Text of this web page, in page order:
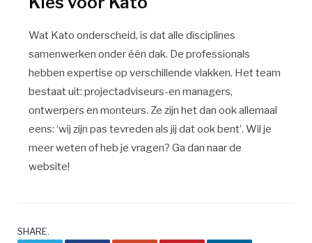
Wat Kato onderscheid, is dat alle disciplines
samenwerken onder één dak. De professionals
hebben expertise op verschillende vlakken. Het team
bestaat uit: projectadviseurs-en managers,
ontwerpers en monteurs. Ze zijn het dan ook allemaal
eens: ‘wij zijn pas tevreden als jij dat ook bent’. Wil je
meer weten of heb je vragen? Ga dan naar de
website!
SHARE.